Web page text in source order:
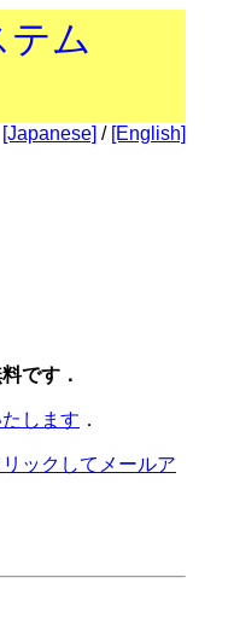
ム
[Japanese] / [English]
です．
します ．
ックしてメールア